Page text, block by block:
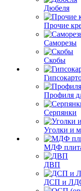
Дюбеля
Прочие
Саморезы
Скобы
Профиля
Серпянки
Уголки и
МДФ
ДВП
ДСП и